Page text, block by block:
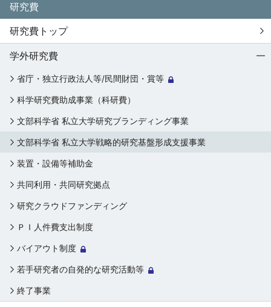
研究費
研究費トップ
学外研究費
省庁・独立行政法人等/民間財団・賞等
科学研究費助成事業（科研費）
文部科学省 私立大学研究ブランディング事業
文部科学省 私立大学戦略的研究基盤形成支援事業
装置・設備等補助金
共同利用・共同研究拠点
研究クラウドファンディング
ＰＩ⼈件費⽀出制度
バイアウト制度
若手研究者の自発的な研究活動等
終了事業